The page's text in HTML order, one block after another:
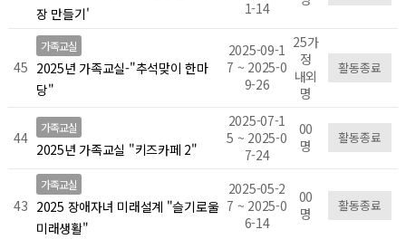
장 만들기'
1-14
45
가족교실
2025년 가족교실-"추석맞이 한마
당"
2025-09-1
7 ~ 2025-0
9-26
25가
정
내외
명
활동종료
44
가족교실
2025년 가족교실 "키즈카페 2"
2025-07-1
5 ~ 2025-0
7-24
00
명
활동종료
43
가족교실
2025 장애자녀 미래설계 "슬기로울
미래생활"
2025-05-2
7 ~ 2025-0
6-14
00
명
활동종료